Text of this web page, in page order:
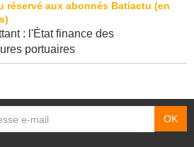
: l'État finance des
portuaires